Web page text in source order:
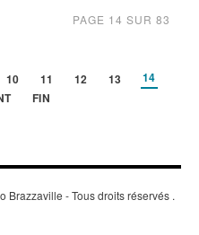
PAGE 14 SUR 83
10 11 12 13
14
FIN
Brazzaville - Tous droits réservés .